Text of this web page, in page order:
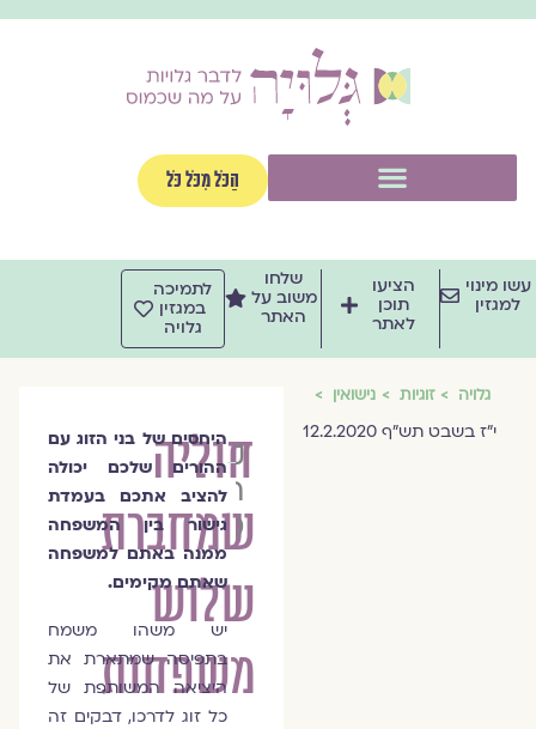
הַכֹּל מִכֹּל כֹּל
מינוי
למגזין
הציעו
תוכן
לאתר
שלחו
משוב על
האתר
לתמיכה
במגזין
גלויה
גלויה זוגיות נישואין
י"ז בשבט תש"ף 12.2.2020
חוליה
שמחברת
שלוש
משפחות
קרן
חדד
טאוב
היחסים של בני הזוג עם
ההורים שלכם יכולה
להציב אתכם בעמדת
גישור בין המשפחה
ממנה באתם למשפחה
שאתם מקימים.
יש משהו משמח
בתפיסה שמתארת את
היציאה המשותפת של
כל זוג לדרכו, דבקים זה